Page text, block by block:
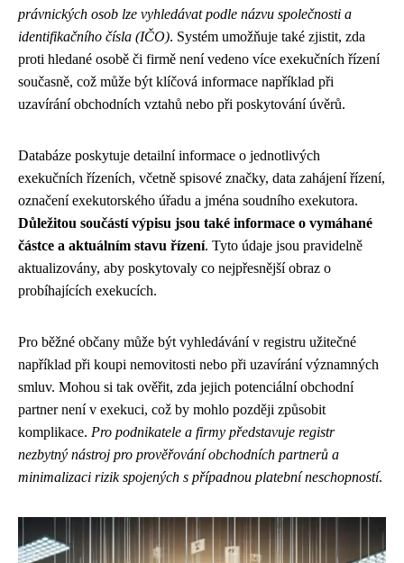
právnických osob lze vyhledávat podle názvu společnosti a
identifikačního čísla (IČO). Systém umožňuje také zjistit, zda
proti hledané osobě či firmě není vedeno více exekučních řízení
současně, což může být klíčová informace například při
uzavírání obchodních vztahů nebo při poskytování úvěrů.
Databáze poskytuje detailní informace o jednotlivých
exekučních řízeních, včetně spisové značky, data zahájení řízení,
označení exekutorského úřadu a jména soudního exekutora.
Důležitou součástí výpisu jsou také informace o vymáhané
částce a aktuálním stavu řízení. Tyto údaje jsou pravidelně
aktualizovány, aby poskytovaly co nejpřesnější obraz o
probíhajících exekucích.
Pro běžné občany může být vyhledávání v registru užitečné
například při koupi nemovitosti nebo při uzavírání významných
smluv. Mohou si tak ověřit, zda jejich potenciální obchodní
partner není v exekuci, což by mohlo později způsobit
komplikace. Pro podnikatele a firmy představuje registr
nezbytný nástroj pro prověřování obchodních partnerů a
minimalizaci rizik spojených s případnou platební neschopností.